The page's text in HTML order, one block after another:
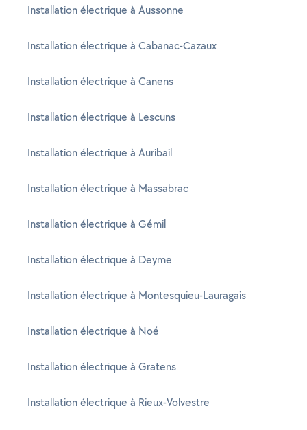
Installation électrique à Aussonne
Installation électrique à Cabanac-Cazaux
Installation électrique à Canens
Installation électrique à Lescuns
Installation électrique à Auribail
Installation électrique à Massabrac
Installation électrique à Gémil
Installation électrique à Deyme
Installation électrique à Montesquieu-Lauragais
Installation électrique à Noé
Installation électrique à Gratens
Installation électrique à Rieux-Volvestre